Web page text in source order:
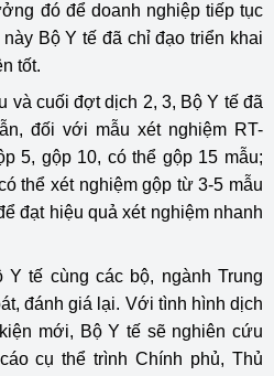
đó để doanh nghiệp tiếp tục
Bộ Y tế đã chỉ đạo triển khai
tốt.
và cuối đợt dịch 2, 3, Bộ Y tế đã
đối với mẫu xét nghiệm RT-
5, gộp 10, có thể gộp 15 mẫu;
thể xét nghiệm gộp từ 3-5 mẫu
đạt hiệu quả xét nghiệm nhanh
tế cùng các bộ, ngành Trung
đánh giá lại. Với tình hình dịch
mới, Bộ Y tế sẽ nghiên cứu
cụ thể trình Chính phủ, Thủ